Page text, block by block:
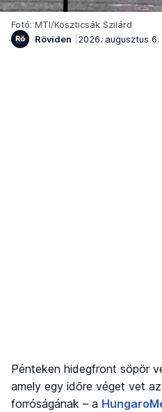
Fotó: MTI/Koszticsák Szilárd
Röviden
2026. augusztus 6.
Pénteken hidegfront söpör
amely egy időre véget vet
forróságának – a